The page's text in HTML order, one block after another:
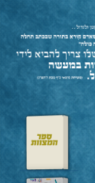
ספר המצוות